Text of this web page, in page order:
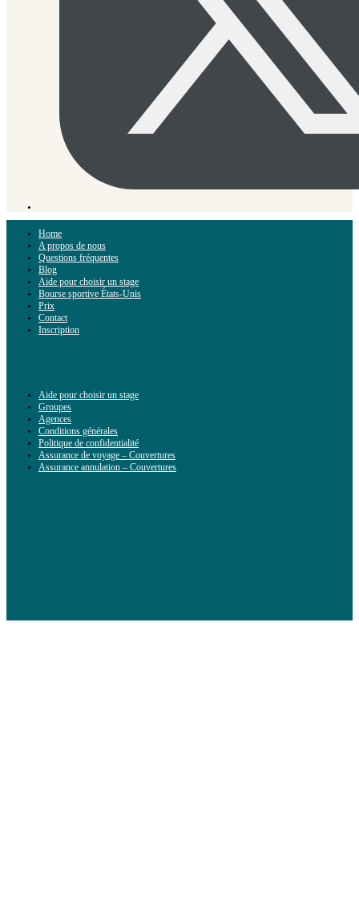
Home
A propos de nous
Questions fréquentes
Blog
Aide pour choisir un stage
Bourse sportive États-Unis
Prix
Contact
Inscription
Aide pour choisir un stage
Groupes
Agences
Conditions générales
Politique de confidentialité
Assurance de voyage – Couvertures
Assurance annulation – Couvertures